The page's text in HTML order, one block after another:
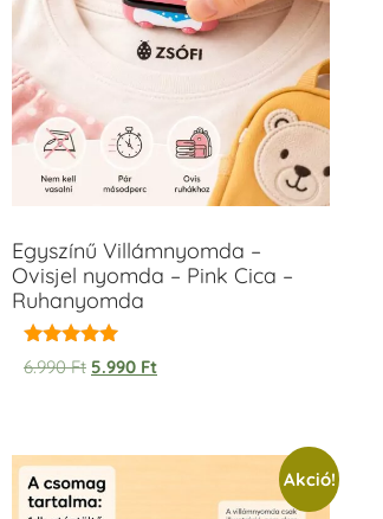
Egyszínű Villámnyomda –
Ovisjel nyomda – Pink Cica –
Ruhanyomda
Értékelés:
5.00
6.990Ft 5.990 Ft
Akció!